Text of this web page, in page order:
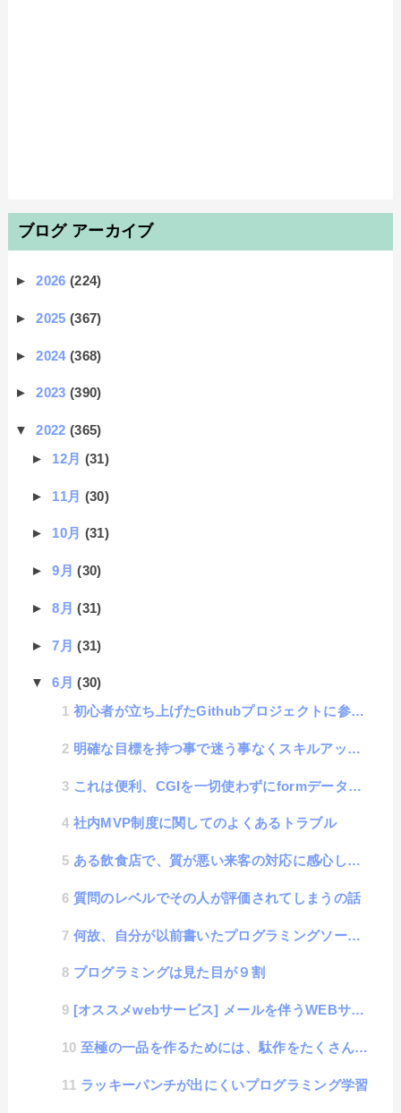
ブログ アーカイブ
►2026(224)
►2025(367)
►2024(368)
►2023(390)
▼2022(365)
► 12月 (31)
► 11月 (30)
► 10月 (31)
►9月(30)
►8月(31)
►7月(31)
▼6月(30)
初心者が立ち上げたGithubプロジェクトに参加した話
明確な目標を持つ事で迷う事なくスキルアップできるという話
これは便利、CGIを一切使わずにformデータが収集できる、Google form活用方法
社内MVP制度に関してのよくあるトラブル
ある飲食店で、質が悪い来客の対応に感心した話
質問のレベルでその人が評価されてしまうの話
何故、自分が以前書いたプログラミングソースが稚拙に見えてしまうのか？
プログラミングは見た目が９割
[オススメwebサービス] メールを伴うWEBサービスやアプリを開発するときはMailtrapが便利
至極の一品を作るためには、駄作をたくさん作る必要がある話
ラッキーパンチが出にくいプログラミング学習